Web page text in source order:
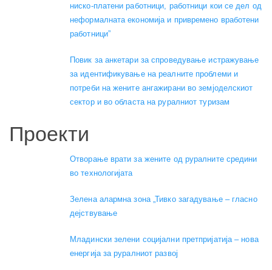
ниско-платени работници, работници кои се дел од
неформалната економија и привремено вработени
работници”
Повик за анкетари за спроведување истражување
за идентификување на реалните проблеми и
потреби на жените ангажирани во земјоделскиот
сектор и во областа на руралниот туризам
Проекти
Отворање врати за жените од руралните средини
во технологијата
Зелена алармна зона „Тивко загадување – гласно
дејствување
Младински зелени социјални претпријатија – нова
енергија за руралниот развој